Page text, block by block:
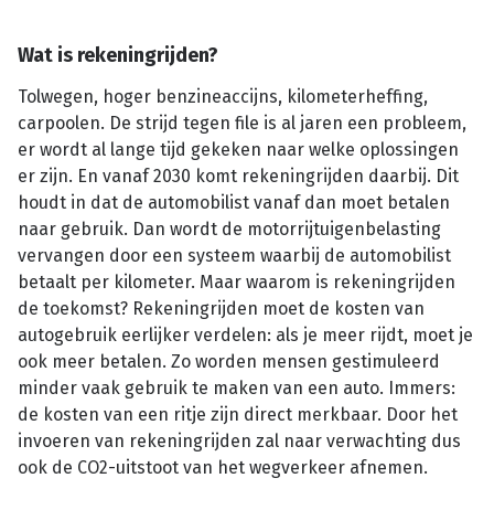
Wat is rekeningrijden?
Tolwegen, hoger benzineaccijns, kilometerheffing,
carpoolen. De strijd tegen file is al jaren een probleem,
er wordt al lange tijd gekeken naar welke oplossingen
er zijn. En vanaf 2030 komt rekeningrijden daarbij. Dit
houdt in dat de automobilist vanaf dan moet betalen
naar gebruik. Dan wordt de motorrijtuigenbelasting
vervangen door een systeem waarbij de automobilist
betaalt per kilometer. Maar waarom is rekeningrijden
de toekomst? Rekeningrijden moet de kosten van
autogebruik eerlijker verdelen: als je meer rijdt, moet je
ook meer betalen. Zo worden mensen gestimuleerd
minder vaak gebruik te maken van een auto. Immers:
de kosten van een ritje zijn direct merkbaar. Door het
invoeren van rekeningrijden zal naar verwachting dus
ook de CO2-uitstoot van het wegverkeer afnemen.